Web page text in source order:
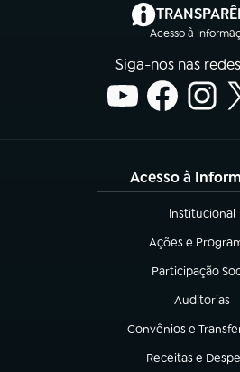
Acesso à
Siga-nos nas
Acesso à
Institucional
(abre em
Ações e
(abre em nova
Participação
(abre em nova
Auditorias
(abre em
Convênios e
(abre em nova aba)
Receitas e
(abre em nova